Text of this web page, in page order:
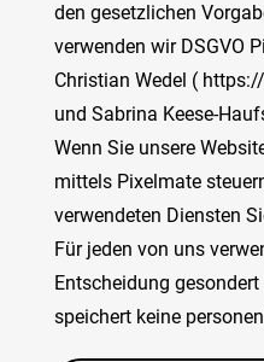
den gesetzlichen
verwenden wir DSGVO
Christian Wedel (
und Sabrina Keese-
Wenn Sie unsere
mittels Pixelmate
verwendeten Diensten
Für jeden von uns
Entscheidung
speichert keine